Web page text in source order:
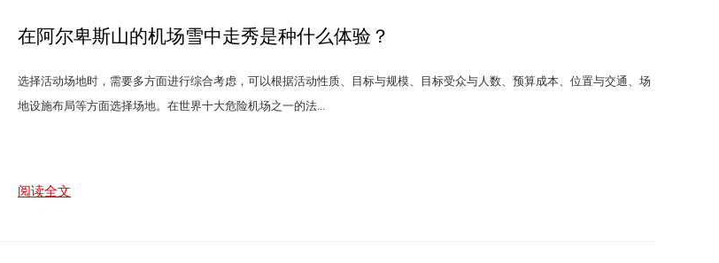
在阿尔卑斯山的机场雪中走秀是种什么体验？
选择活动场地时，需要多方面进行综合考虑，可以根据活动性质、目标与规模、目标受众与人数、预算成本、位置与交通、场
地设施布局等方面选择场地。在世界十大危险机场之一的法...
阅读全文